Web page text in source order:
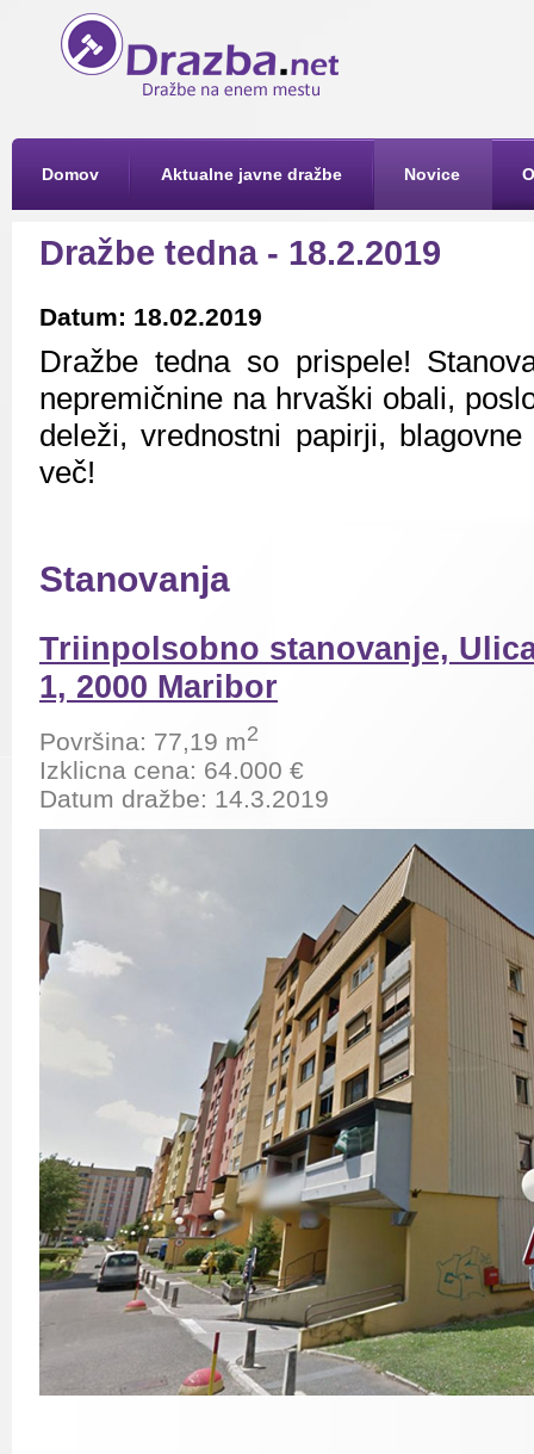
Domov Aktualne javne dražbe Novice
Dražbe tedna - 18.2.2019
Datum: 18.02.2019
Dražbe tedna so prispele!
nepremičnine na hrvaški obali,
deleži, vrednostni papirji,
več!
Stanovanja
Triinpolsobno stanovanje,
1, 2000 Maribor
Površina: 77,19 m2
Izklicna cena: 64.000 €
Datum dražbe: 14.3.2019